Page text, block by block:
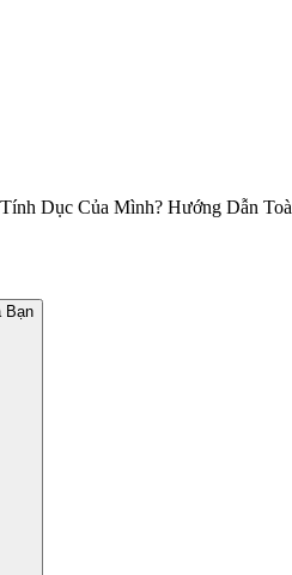
Dục Của Mình? Hướng Dẫn
Bạn